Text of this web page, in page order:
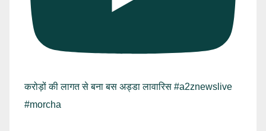
करोड़ों की लागत से बना बस अड्डा लावारिस #a2znewslive
#morcha